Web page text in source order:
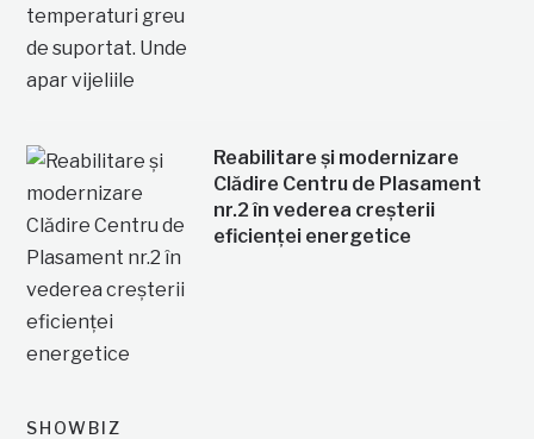
Reabilitare și modernizare
Clădire Centru de Plasament
nr.2 în vederea creșterii
eficienței energetice
SHOWBIZ